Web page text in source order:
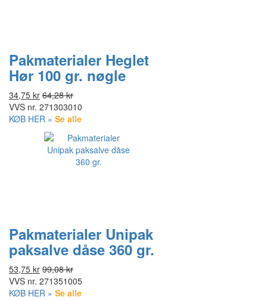
Pakmaterialer Heglet
Hør 100 gr. nøgle
34,75 kr 64,28 kr
VVS nr. 271303010
KØB HER » Se alle
Pakmaterialer Unipak
paksalve dåse 360 gr.
53,75 kr 99,08 kr
VVS nr. 271351005
KØB HER » Se alle